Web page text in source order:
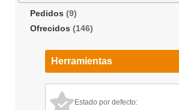
Pedidos (9)
Ofrecidos (146)
Herramientas
Estado por defecto: